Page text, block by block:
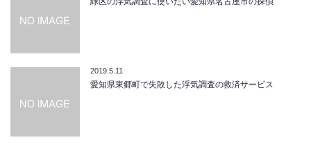
2019.5.11
愛知県東郷町で失敗した浮気調査の救済サービス